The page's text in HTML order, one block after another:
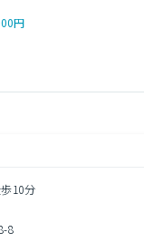
円
10分
8